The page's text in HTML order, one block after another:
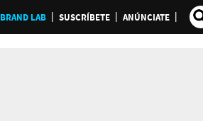
BRAND LAB SUSCRÍBETE ANÚNCIATE